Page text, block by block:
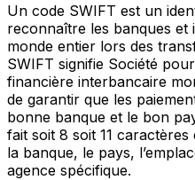
Un code SWIFT est un
reconnaître les banques et
monde entier lors des
SWIFT signifie Société
financière interbancaire
de garantir que les
bonne banque et le bon
fait soit 8 soit 11
la banque, le pays,
agence spécifique.